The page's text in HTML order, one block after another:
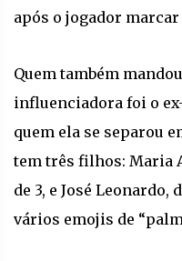
após o jogador
Quem também
influenciadora foi o
quem ela se separou
tem três filhos: Maria
de 3, e José
vários emojis de